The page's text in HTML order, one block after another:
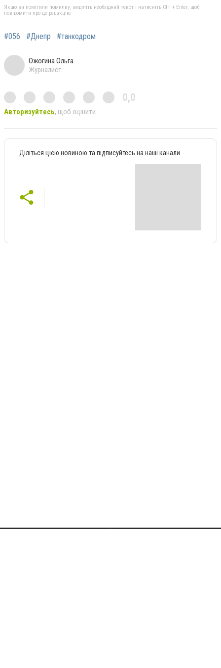
Якщо ви помітили помилку, виділіть необхідний текст і натисніть Ctrl + Enter, щоб
повідомити про це редакцію
#056 #Днепр #танкодром
Ожогина Ольга
Журналист
0,0
Авторизуйтесь, щоб оцінити
Діліться цією новиною та підписуйтесь на наші канали